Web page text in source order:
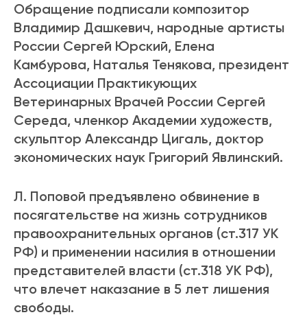
Обращение подписали композитор
Владимир Дашкевич, народные артисты
России Сергей Юрский, Елена
Камбурова, Наталья Тенякова, президент
Ассоциации Практикующих
Ветеринарных Врачей России Сергей
Середа, членкор Академии художеств,
скульптор Александр Цигаль, доктор
экономических наук Григорий Явлинский.
Л. Поповой предъявлено обвинение в
посягательстве на жизнь сотрудников
правоохранительных органов (ст.317 УК
РФ) и применении насилия в отношении
представителей власти (ст.318 УК РФ),
что влечет наказание в 5 лет лишения
свободы.